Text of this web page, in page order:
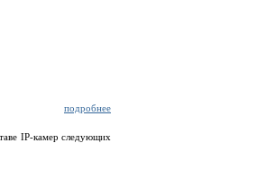
подробнее
IP-камер следующих